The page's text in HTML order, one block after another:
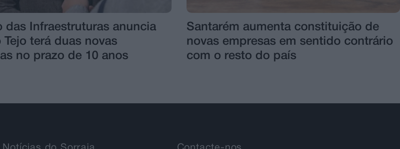
das Infraestruturas anuncia
Tejo terá duas novas
no prazo de 10 anos
Santarém aumenta constituição de
novas empresas em sentido contrário
com o resto do país